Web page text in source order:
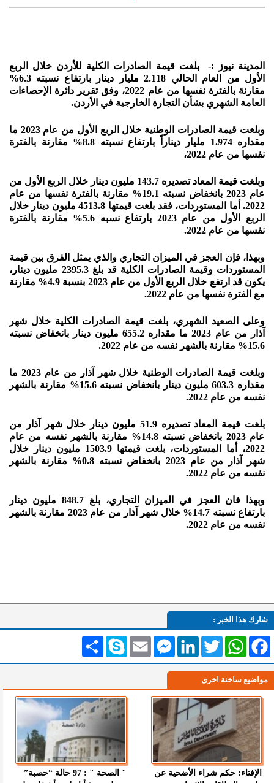
المدينة نيوز :-بلغت قيمة الصادرات الكلية للأردن خلال الربع
الأول من العام الحالي 2.118 مليار دينار بارتفاع نسبته 6.3%
مقارنة بالفترة نفسها من عام 2022، وفق تقرير دائرة الإحصاءات
العامة الشهري بشأن التجارة الخارجية في الأردن.
وبلغت قيمة الصادرات الوطنية خلال الربع الأول من عام 2023 ما
مقداره 1.974 مليار ديناراً بارتفاع نسبته 8.8% مقارنة بالفترة
نفسها من عام 2022،
وبلغت قيمة المعاد تصديره 143.7 مليون دينار خلال الربع الأول من
عام 2023 بانخفاض نسبته 19.1% مقارنة بالفترة نفسها من عام
2022. أما المستوردات، فقد بلغت قيمتها 4513.8 مليون دينار خلال
الربع الأول من عام 2023 بارتفاع نسبه 5.6% مقارنة بالفترة
نفسها من عام 2022.
وبهذا، فإن العجز في الميزان التجاري والذي يمثل الفرق بين قيمة
المستوردات وقيمة الصادرات الكلية قد بلغ 2395.3 مليون دينار،
يكون قد ارتفع خلال الربع الأول من عام 2023 بنسبة 4.9% مقارنة
مع الفترة نفسها من عام 2022.
وعلى الصعيد الشهري، بلغت قيمة الصادرات الكلية خلال شهر
آذار من عام 2023 ما مقداره 655.2 مليون دينار بانخفاض نسبته
15.6% مقارنة بالشهر نفسه من عام 2022.
وبلغت قيمة الصادرات الوطنية خلال شهر آذار من عام 2023 ما
مقداره 603.3 مليون دينار بانخفاض نسبته 15.6% مقارنة بالشهر
نفسه من عام 2022.
بلغت قيمة المعاد تصديره 51.9 مليون دينار خلال شهر آذار من
عام 2023 بانخفاض نسبته 14.8% مقارنة بالشهر نفسه من عام
2022، أما المستوردات، بلغت قيمتها 1503.9 مليون دينار خلال
شهر آذار من عام 2023 بانخفاض نسبته 0.8% مقارنة بالشهر
نفسه من عام 2022.
وبهذا فان العجز في الميزان التجاري، بلغ 848.7 مليون دينار
بارتفاع نسبته 14.7% خلال شهر آذار من عام 2023 مقارنة بالشهر
نفسه من عام 2022.
شارك هذا الخبر :
انشر Skype Email
MessengerLinkedInTwitterWhatsAppFacebook
مواضيع ساخنة اخرى
الإفتاء: حكم شراء الأضحية عن
" الصحة " : 97 حالة “حصبة”